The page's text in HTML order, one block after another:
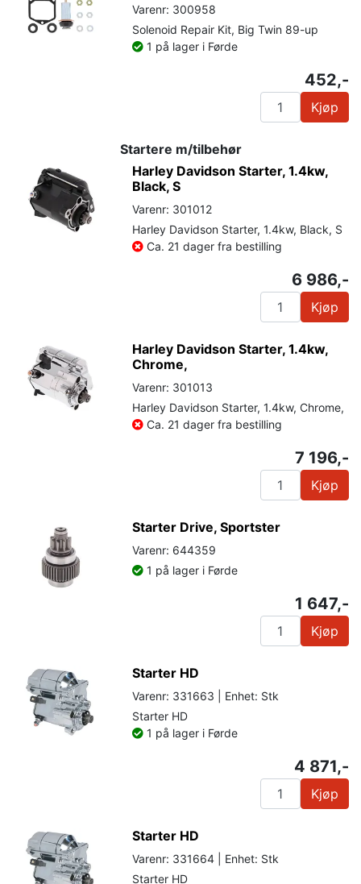
Varenr: 300958
Solenoid Repair Kit, Big Twin 89-up
1 på lager i Førde
452,-
Kjøp
Startere m/tilbehør
Harley Davidson Starter, 1.4kw,
Black, S
Varenr: 301012
Harley Davidson Starter, 1.4kw, Black, S
Ca. 21 dager fra bestilling
6 986,-
Kjøp
Harley Davidson Starter, 1.4kw,
Chrome,
Varenr: 301013
Harley Davidson Starter, 1.4kw, Chrome,
Ca. 21 dager fra bestilling
7 196,-
Kjøp
Starter Drive, Sportster
Varenr: 644359
1 på lager i Førde
1 647,-
Kjøp
Starter HD
Varenr: 331663 | Enhet: Stk
Starter HD
1 på lager i Førde
4 871,-
Kjøp
Starter HD
Varenr: 331664 | Enhet: Stk
Starter HD